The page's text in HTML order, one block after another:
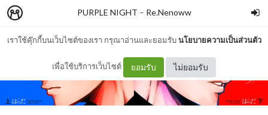
เราใช้คุ๊กกี้บนเว็บไซต์ของเรา กรุณาอ่านและยอมรับนโยบายความเป็นส่วนตัว
เพื่อใช้บริการเว็บไซต์ ยอมรับ ไม่ยอมรับ
PURPLE NIGHT – Re.Nenoww